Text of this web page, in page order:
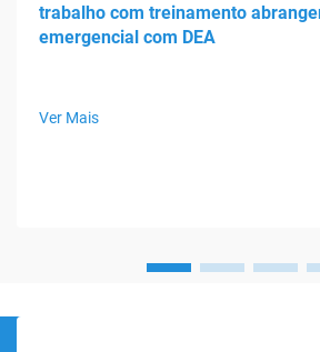
trabalho com treinamento
emergencial com DEA
Ver Mais